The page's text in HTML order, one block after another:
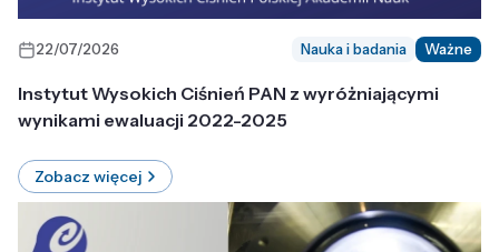
22/07/2026 Nauka i badania Ważne
Instytut Wysokich Ciśnień PAN z wyróżniającymi
wynikami ewaluacji 2022-2025
Zobacz więcej